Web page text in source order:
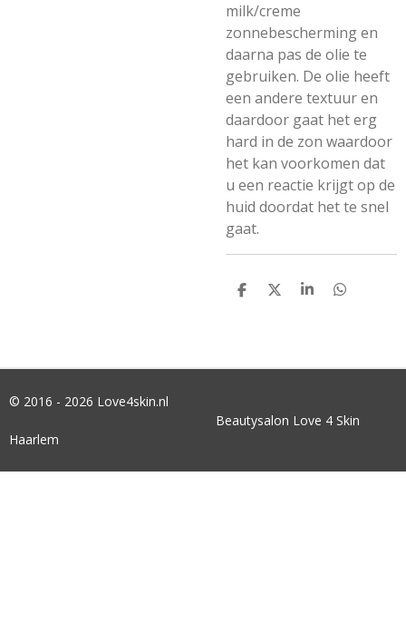
milk/creme
zonnebescherming en
daarna pas de olie te
gebruiken. De olie heeft
een andere textuur en
daardoor gaat het erg
hard in de zon waardoor
het kan voorkomen dat
u een reactie krijgt op de
huid doordat het te snel
gaat.
D
D
S
D
© 2016 - 2026 Love4skin.nl
Beautysalon Love 4 Skin
Haarlem